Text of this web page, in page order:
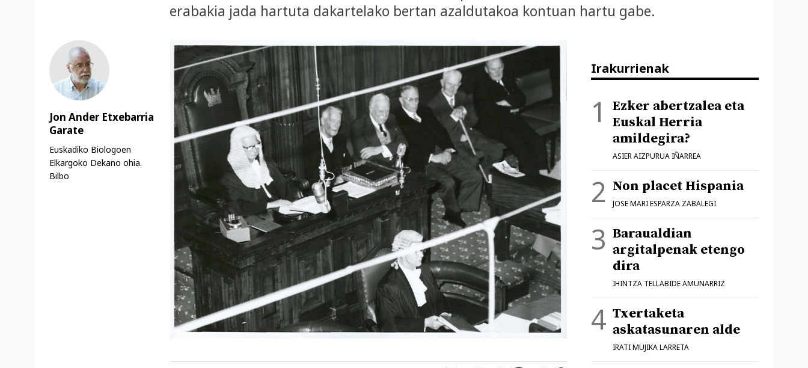
erabakia jada hartuta dakartelako bertan azaldutakoa kontuan hartu gabe.
Jon Ander Etxebarria
Garate
Euskadiko Biologoen
Elkargoko Dekano ohia.
Bilbo
Irakurrienak
Ezker abertzalea eta
Euskal Herria
amildegira?
ASIER AIZPURUA IÑARREA
Non placet Hispania
JOSE MARI ESPARZA ZABALEGI
Baraualdian
argitalpenak etengo
dira
IHINTZA TELLABIDE AMUNARRIZ
Txertaketa
askatasunaren alde
IRATI MUJIKA LARRETA